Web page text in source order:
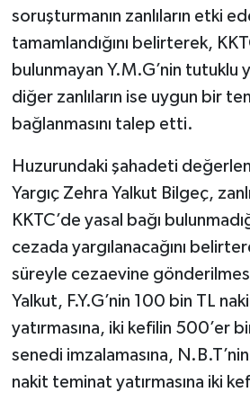
soruşturmanın zanlıların etki
tamamlandığını belirterek,
bulunmayan Y.M.G’nin tutuklu
diğer zanlıların ise uygun bir
bağlanmasını talep etti.
Huzurundaki şahadeti
Yargıç Zehra Yalkut Bilgeç,
KKTC’de yasal bağı
cezada yargılanacağını
süreyle cezaevine
Yalkut, F.Y.G’nin 100 bin TL
yatırmasına, iki kefilin 500’er
senedi imzalamasına,
nakit teminat yatırmasına iki